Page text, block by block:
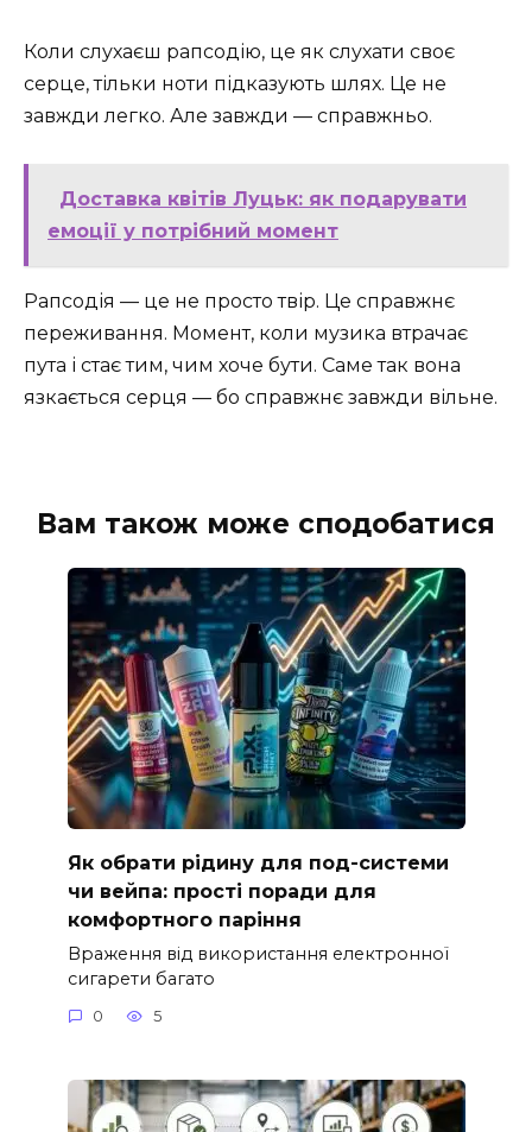
Коли слухаєш рапсодію, це як слухати своє
серце, тільки ноти підказують шлях. Це не
завжди легко. Але завжди — справжньо.
Доставка квітів Луцьк: як подарувати
емоції у потрібний момент
Рапсодія — це не просто твір. Це справжнє
переживання. Момент, коли музика втрачає
пута і стає тим, чим хоче бути. Саме так вона
язкається серця — бо справжнє завжди вільне.
Вам також може сподобатися
Як обрати рідину для под-системи
чи вейпа: прості поради для
комфортного паріння
Враження від використання електронної
сигарети багато
0 5